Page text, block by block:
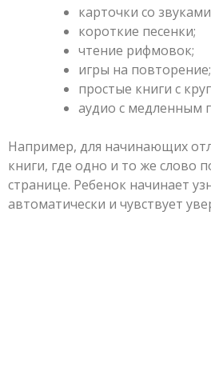
карточки со
короткие песенки;
чтение рифмовок;
игры на повторение;
простые книги с
аудио с медленным
Например, для начинающих
книги, где одно и то же слово
странице. Ребенок начинает
автоматически и чувствует